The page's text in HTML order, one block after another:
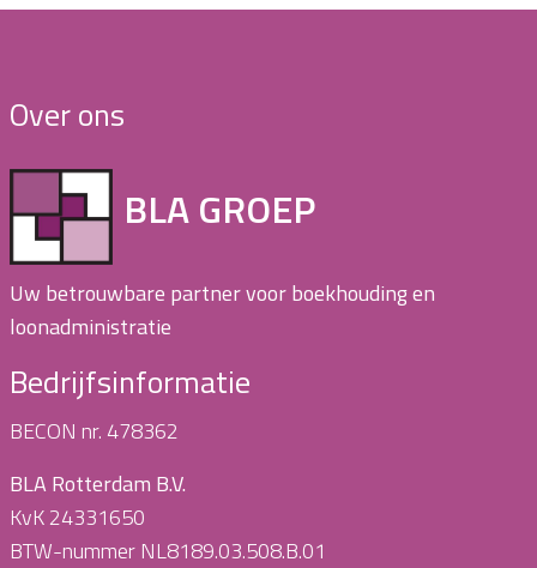
Over ons
BLA GROEP
Uw betrouwbare partner voor boekhouding en
loonadministratie
Bedrijfsinformatie
BECON nr. 478362
BLA Rotterdam B.V.
KvK 24331650
BTW-nummer NL8189.03.508.B.01